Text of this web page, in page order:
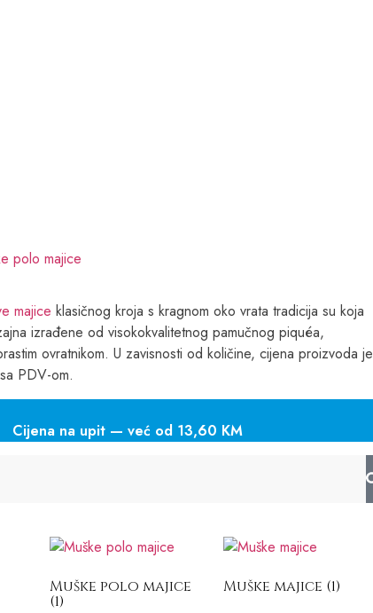
polo majice
majice klasičnog kroja s kragnom oko vrata tradicija su koja
izrađene od visokokvalitetnog pamučnog piquéa,
ovratnikom. U zavisnosti od količine, cijena proizvoda je
PDV-om.
Cijena na upit — već od 13,60 KM
Muške polo majice
(1)
Muške majice (1)